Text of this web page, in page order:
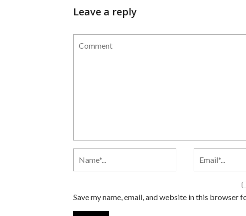
Leave a reply
Save my name, email, and website in this browser